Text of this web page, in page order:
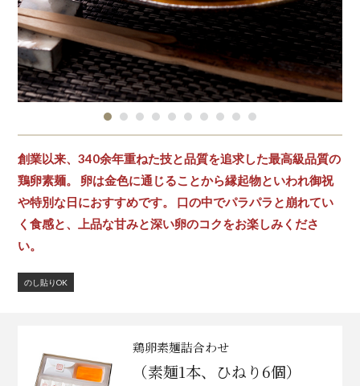
創業以来、340余年重ねた技と品質を追求した最高級品質の
鶏卵素麺。 卵は金色に通じることから縁起物といわれ御祝
や特別な日におすすめです。 口の中でパラパラと崩れてい
く食感と、上品な甘みと深い卵のコクをお楽しみくださ
い。
のし貼りOK
鶏卵素麺詰合わせ
（素麺1本、ひねり6個）